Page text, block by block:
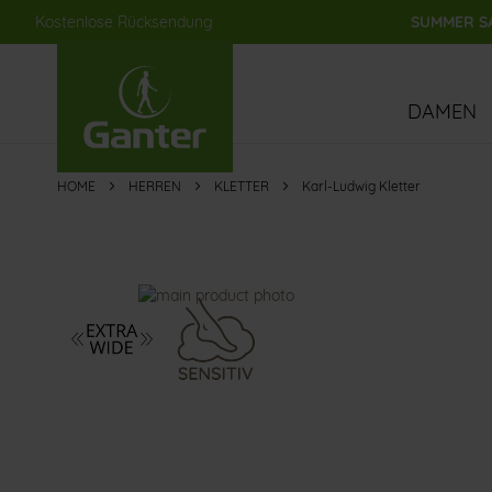
Kostenlose Rücksendung SUMMER
DAMEN
HOME HERREN KLETTER Karl-Ludwig Kletter
der
Bildergalerie